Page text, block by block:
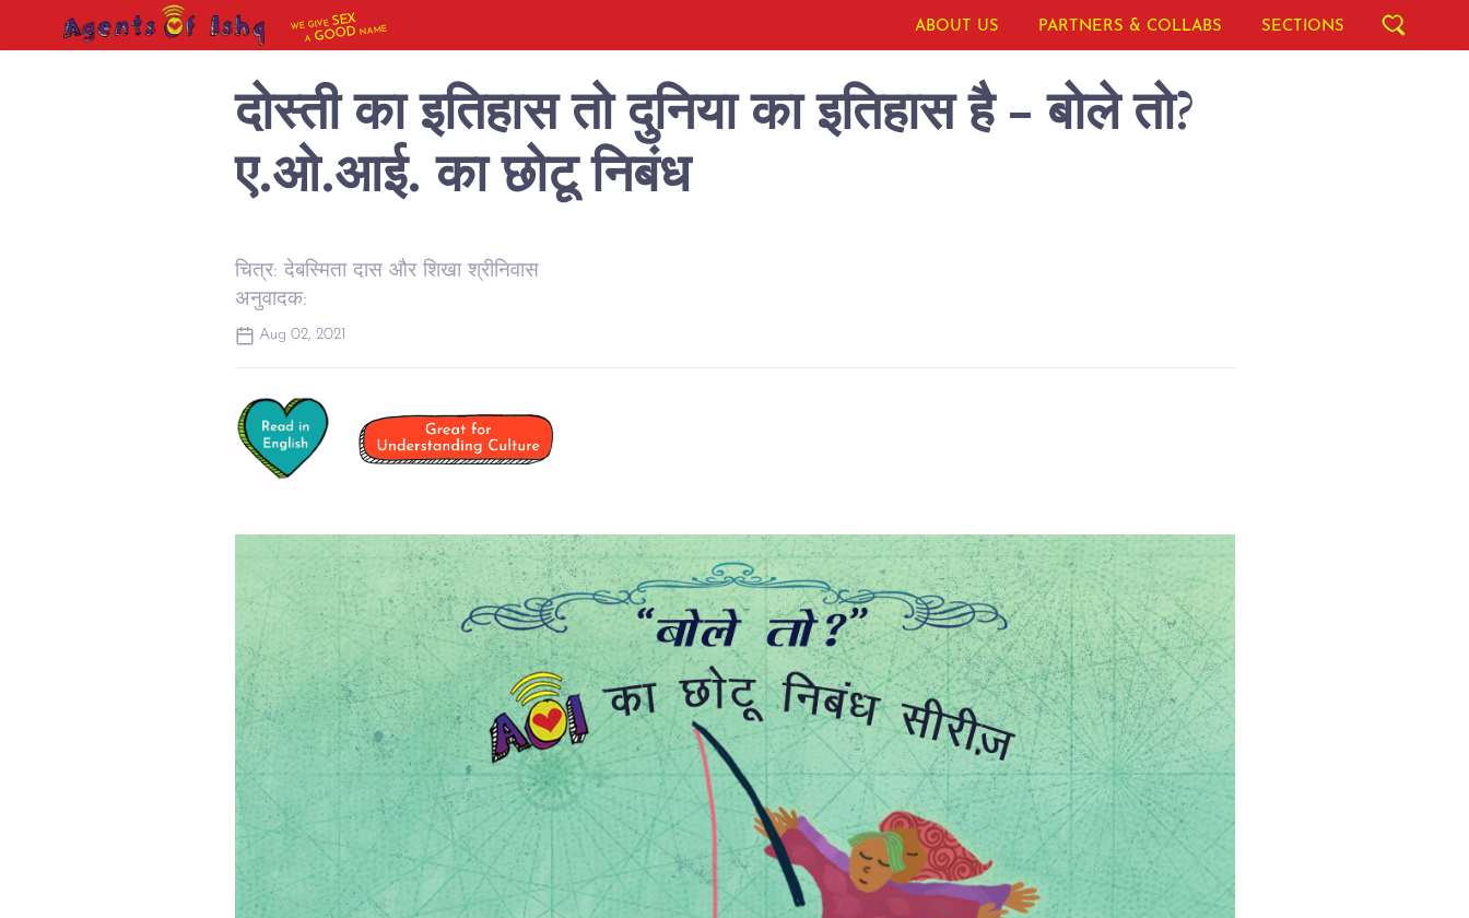
WE GIVESEX
AGOOD NAME ABOUT US PARTNERS & COLLABS SECTIONS
दोस्ती का इतिहास तो दुनिया का इतिहास है - बोले तो?
ए.ओ.आई. का छोटू निबंध
चित्र: देबस्मिता दास और शिखा श्रीनिवास
अनुवादक:
Aug 02, 2021